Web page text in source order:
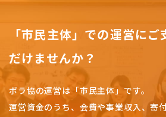
「市民主体」での運営に
だけませんか？
ボラ協の運営は「市民主体」です。
運営資金のうち、会費や事業収入、寄